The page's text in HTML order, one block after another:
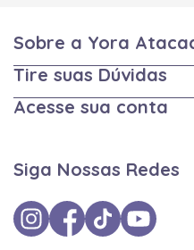
Sobre a Yora
Tire suas Dúvidas
Acesse sua conta
Siga Nossas Redes